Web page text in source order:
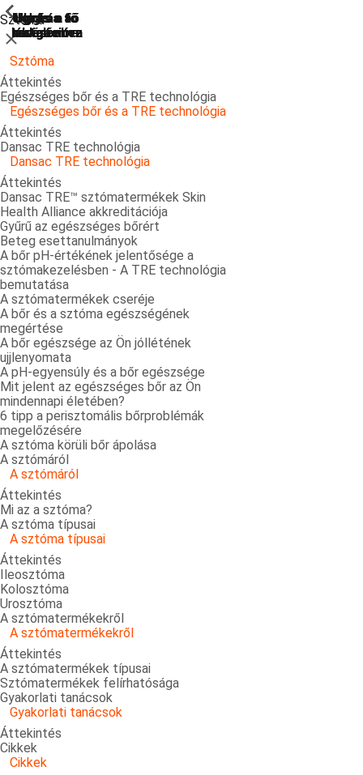
Ugrás a
kereséshez
Ugrás a fő
navigációra
Ugrás a fő
navigációra
Ugrás a fő
tartalomra
Ugrás a
láblécre
Sztóma
ShowPrevious
Bezárás
Sztóma
Áttekintés
Egészséges bőr és a TRE technológia
ShowPrevious
Egészséges bőr és a TRE technológia
Áttekintés
Dansac TRE technológia
ShowPrevious
Dansac TRE technológia
Áttekintés
Dansac TRE™ sztómatermékek Skin
Health Alliance akkreditációja
Gyűrű az egészséges bőrért
Beteg esettanulmányok
A bőr pH-értékének jelentősége a
sztómakezelésben - A TRE technológia
bemutatása
A sztómatermékek cseréje
A bőr és a sztóma egészségének
megértése
A bőr egészsége az Ön jóllétének
ujjlenyomata
A pH-egyensúly és a bőr egészsége
Mit jelent az egészséges bőr az Ön
mindennapi életében?
6 tipp a perisztomális bőrproblémák
megelőzésére
A sztóma körüli bőr ápolása
A sztómáról
ShowPrevious
A sztómáról
Áttekintés
Mi az a sztóma?
A sztóma típusai
ShowPrevious
A sztóma típusai
Áttekintés
Ileosztóma
Kolosztóma
Urosztóma
A sztómatermékekről
ShowPrevious
A sztómatermékekről
Áttekintés
A sztómatermékek típusai
Sztómatermékek felírhatósága
Gyakorlati tanácsok
ShowPrevious
Gyakorlati tanácsok
Áttekintés
Cikkek
ShowPrevious
Cikkek
ShowPrevious
ShowPrevious
ShowPrevious
ShowPrevious
ShowPrevious
ShowPrevious
ShowPrevious
ShowPrevious
ShowPrevious
ShowPrevious
ShowPrevious
ShowPrevious
ShowPrevious